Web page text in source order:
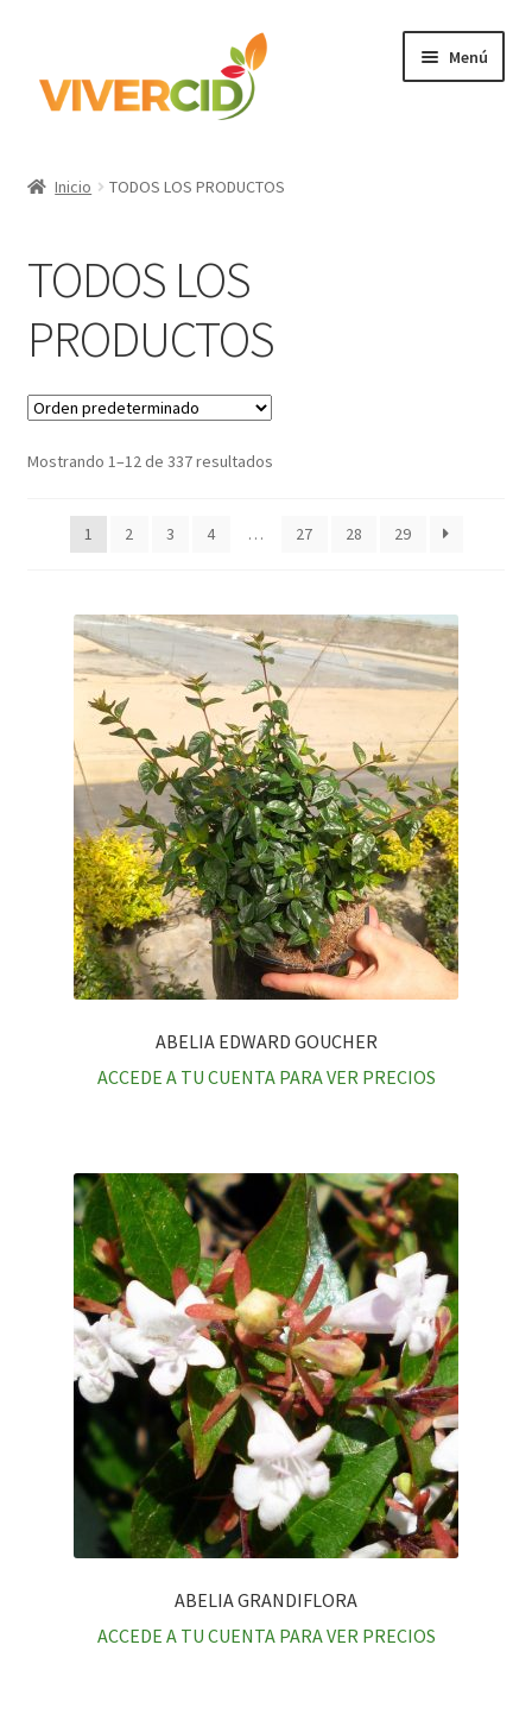
contenido
Menú
Regístrate para comprar
Accede
Inicio TODOS LOS PRODUCTOS
TODOS LOS
PRODUCTOS
Mostrando 1–12 de 337 resultados
1 2 3 4 … 27 28 29
ABELIA EDWARD GOUCHER
ACCEDE A TU CUENTA PARA VER PRECIOS
ABELIA GRANDIFLORA
ACCEDE A TU CUENTA PARA VER PRECIOS